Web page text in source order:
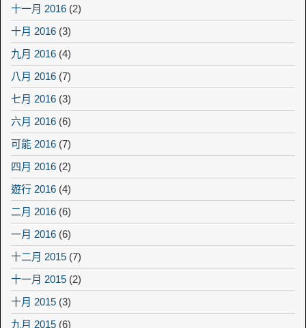
十一月 2016 (2)
十月 2016 (3)
九月 2016 (4)
八月 2016 (7)
七月 2016 (3)
六月 2016 (6)
可能 2016 (7)
四月 2016 (2)
遊行 2016 (4)
二月 2016 (6)
一月 2016 (6)
十二月 2015 (7)
十一月 2015 (2)
十月 2015 (3)
九月 2015 (6)